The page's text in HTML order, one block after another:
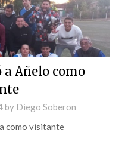
a Añelo como
by Diego Soberon
como visitante